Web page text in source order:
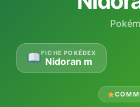
FICHE POKÉDEX
Nidoran m